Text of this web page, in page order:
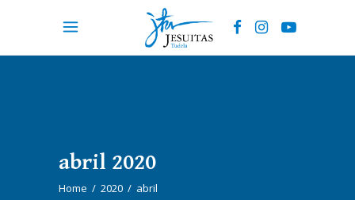
abril 2020
Home / 2020 / abril